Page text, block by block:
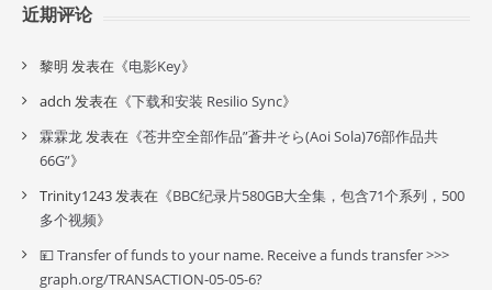
近期评论
黎明 发表在《电影Key》
adch 发表在《下载和安装 Resilio Sync》
霖霖龙发表在《苍井空全部作品”蒼井そら(Aoi Sola)76部作品共
66G”》
Trinity1243发表在《BBC纪录片580GB大全集，包含71个系列，500
多个视频》
💴 Transfer of funds to your name. Receive a funds transfer >>>
graph.org/TRANSACTION-05-05-6?